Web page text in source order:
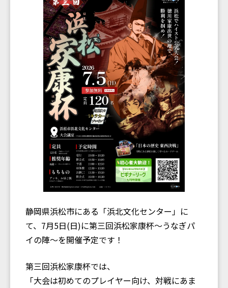
静岡県浜松市にある「浜北文化センター」に
て、7月5日(日)に第三回浜松家康杯〜うなぎパ
イの陣〜を開催予定です！
第三回浜松家康杯では、
「大会は初めてのプレイヤー向け、対戦にあま